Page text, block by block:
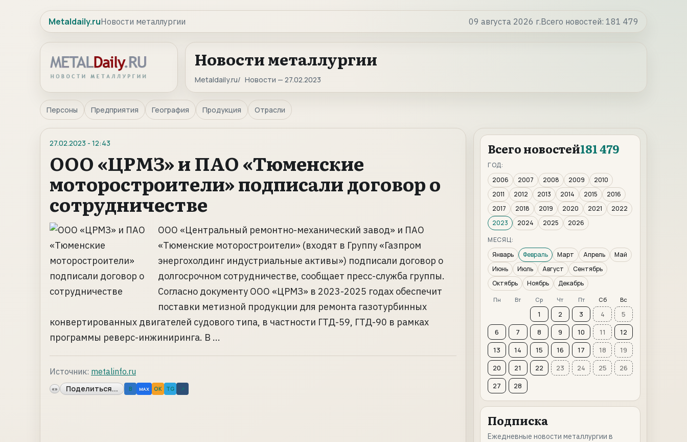
Metaldaily.ruНовости металлургии 09 августа 2026 г.Всего новостей: 181 479
Новости металлургии
Metaldaily.ru Новости — 27.02.2023
Персоны Предприятия География Продукция Отрасли
27.02.2023 - 12:43
ООО «ЦРМЗ» и ПАО «Тюменские
моторостроители» подписали договор о
сотрудничестве
ООО «Центральный ремонтно-механический завод» и ПАО
«Тюменские моторостроители» (входят в Группу «Газпром
энергохолдинг индустриальные активы») подписали договор о
долгосрочном сотрудничестве, сообщает пресс-служба группы.
Согласно документу ООО «ЦРМЗ» в 2023-2025 годах обеспечит
поставки метизной продукции для ремонта газотурбинных
конвертированных двигателей судового типа, в частности ГТД-59, ГТД-90 в рамках
программы реверс-инжиниринга. В ...
Источник: metalinfo.ru
«» Поделиться... B MAX OK TG ↗
Всего новостей181 479
ГОД:
2006
2007 2008 2009
2010
2011
2012 2013 2014 2015
2016
2017
2018 2019 2020 2021
2022
2023
2024 2025
2026
МЕСЯЦ:
Январь
Февраль Март Апрель
Май
Июнь
Июль Август
Сентябрь
Октябрь
Ноябрь Декабрь
Пн Вт Ср Чт Пт Сб Вс
1 2 3 4
5
6
7 8 9 10 11
12
13
14 15 16 17 18
19
20
21 22 23 24 25
26
27
28
Подписка
Ежедневные новости металлургии в